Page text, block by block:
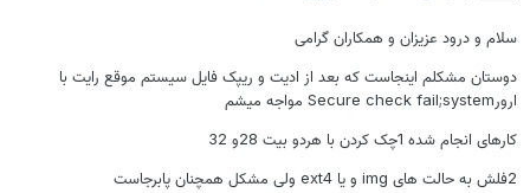
سلام و درود عزیزان و همکاران گرامی
دوستان مشکلم اینجاست که بعد از ادیت و ریپک فایل سیستم موقع رایت با
ارورSecure check fail;system مواجه میشم
کارهای انجام شده 1چک کردن با هردو بیت 28و 32